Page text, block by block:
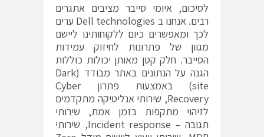
לסיכום, איומי סייבר מציבים אתגרים
רבים. אנחנו ב Dell technologies ערים
לכך ומאפשרים כיום ללקוחותינו ליישם
מגוון של פתרונות לחיזוק עמידות
הסייבר. חלק קטן מאותן יכולות כוללות
הגנה על הנתונים באתר מבודד (Dark
site) באמצעות פתרון Cyber
Recovery, שירותי אנליטיקה מתקדמים
לזיהוי מתקפות בזמן אמת, שירותי
תגובה – Incident response, שירותי